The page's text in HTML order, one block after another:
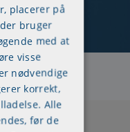
venligst
placerer på
bruger
med at
visse
nødvendige
korrekt,
Alle
før de